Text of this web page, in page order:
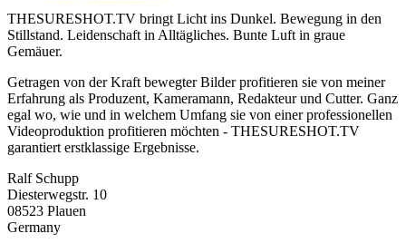
THESURESHOT.TV bringt Licht ins Dunkel. Bewegung in den
Stillstand. Leidenschaft in Alltägliches. Bunte Luft in graue
Gemäuer.
Getragen von der Kraft bewegter Bilder profitieren sie von meiner
Erfahrung als Produzent, Kameramann, Redakteur und Cutter. Ganz
egal wo, wie und in welchem Umfang sie von einer professionellen
Videoproduktion profitieren möchten - THESURESHOT.TV
garantiert erstklassige Ergebnisse.
Ralf Schupp
Diesterwegstr. 10
08523 Plauen
Germany